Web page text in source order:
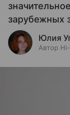
зарубежных
Юлия
Автор